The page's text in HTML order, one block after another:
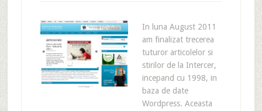
In luna August 2011
am finalizat trecerea
tuturor articolelor si
stirilor de la Intercer,
incepand cu 1998, in
baza de date
Wordpress. Aceasta